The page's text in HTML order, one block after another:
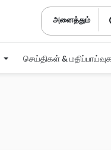
அனைத்தும்
செய்திகள் &